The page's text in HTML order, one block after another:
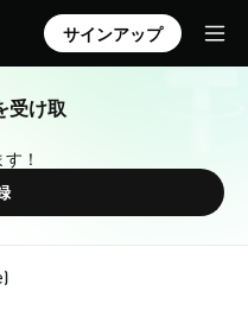
サインアップ
受け取
！